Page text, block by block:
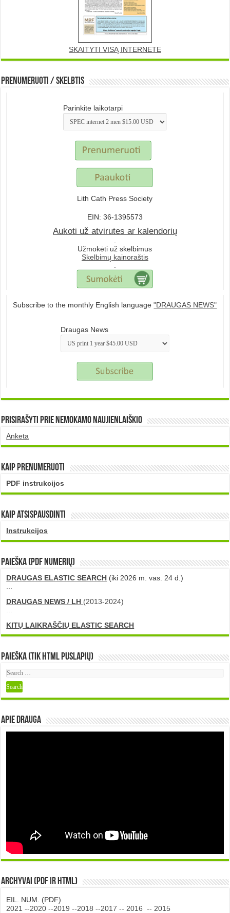
SKAITYTI VISĄ INTERNETE
Prenumeruoti / Skelbtis
Parinkite laikotarpi
Lith Cath Press Society
EIN: 36-1395573
Aukoti už atvirutes ar kalendorių
.
Užmokėti už skelbimus
Skelbimų kainoraštis
.
Subscribe to the monthly English language"DRAUGAS NEWS"
Draugas News
Prisirašyti prie nemokamo naujienlaiškio
Anketa
Kaip prenumeruoti
PDF instrukcijos
Kaip atsispausdinti
Instrukcijos
PAIEŠKA (PDF numerių)
DRAUGAS ELASTIC SEARCH (iki 2026 m. vas. 24 d.)
DRAUGAS NEWS / LH (2013-2024)
KITŲ LAIKRAŠČIŲ ELASTIC SEARCH
Paieška (tik HTML puslapių)
Apie DRAUGA
Archyvai (PDF ir HTML)
EIL. NUM. (PDF)
2021 --2020 --2019 --2018 --2017 -- 2016 -- 2015